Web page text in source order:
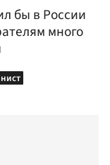
бы в России
много